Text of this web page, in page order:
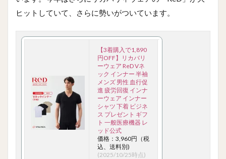
ヒットしていて、さらに勢いがついています。
【3着購入で1,890
円OFF】リカバリ
ーウェア ReD Vネ
ック インナー 半袖
メンズ 男性 血行促
進 疲労回復 インナ
ーウェア インナー
シャツ 下着 ビジネ
ス プレゼント ギフ
ト 一般医療機器 レ
ッド公式
価格：3,960円（税
込、送料別)
(2025/10/25時点)